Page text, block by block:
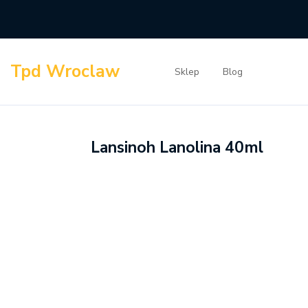
content
Tpd Wroclaw Sklep Blog
Lansinoh Lanolina 40ml